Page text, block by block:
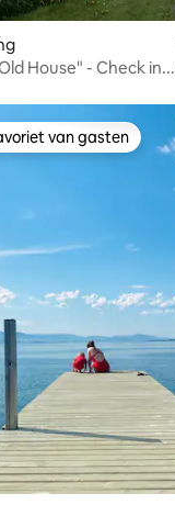
"This Old House" -
van 4,95 op 5,
van gasten
van gasten